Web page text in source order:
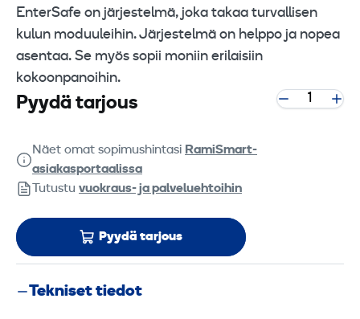
EnterSafe on järjestelmä, joka takaa turvallisen
kulun moduuleihin. Järjestelmä on helppo ja nopea
asentaa. Se myös sopii moniin erilaisiin
kokoonpanoihin.
Pyydä tarjous
Näet omat sopimushintasi RamiSmart-
asiakasportaalissa
Tutustu vuokraus- ja palveluehtoihin
Pyydä tarjous
Tekniset tiedot